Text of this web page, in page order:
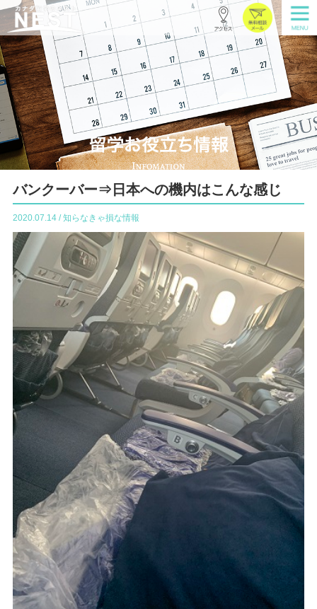
バンクーバー⇒日本への機内はこんな感じ
2020.07.14 / 知らなきゃ損な情報